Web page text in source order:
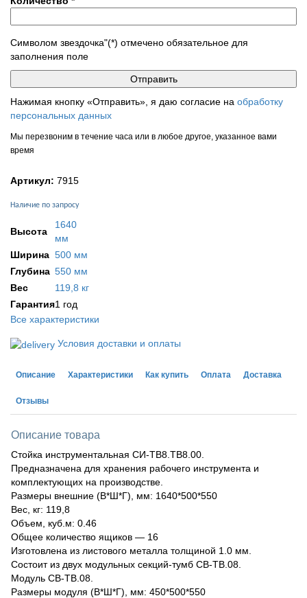
Символом звездочка"(*) отмечено обязательное для
заполнения поле
Нажимая кнопку «Отправить», я даю согласие на обработку
персональных данных
Мы перезвоним в течение часа или в любое другое, указанное вами
время
Артикул: 7915
Наличие по запросу
Высота
1640
мм
Ширина 500 мм
Глубина 550 мм
Вес
119,8 кг
Гарантия1 год
Все характеристики
Условия доставки и оплаты
Описание Характеристики Как купить Оплата Доставка
Отзывы
Описание товара
Стойка инструментальная CИ-ТВ8.ТВ8.00.
Предназначена для хранения рабочего инструмента и
комплектующих на производстве.
Размеры внешние (В*Ш*Г), мм: 1640*500*550
Вес, кг: 119,8
Объем, куб.м: 0.46
Общее количество ящиков — 16
Изготовлена из листового металла толщиной 1.0 мм.
Состоит из двух модульных секций-тумб СВ-ТВ.08.
Модуль СВ-ТВ.08.
Размеры модуля (В*Ш*Г), мм: 450*500*550